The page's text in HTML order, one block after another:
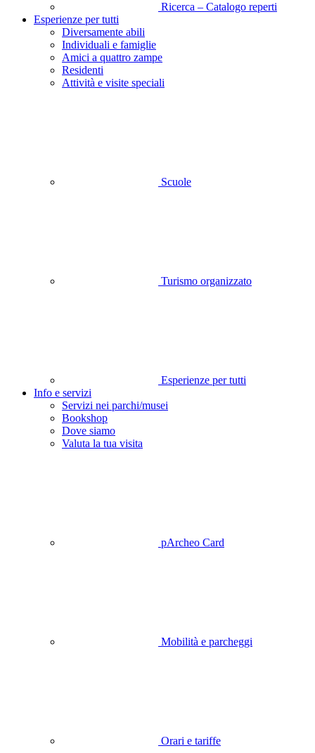
Ricerca – Catalogo reperti
Esperienze per tutti
Diversamente abili
Individuali e famiglie
Amici a quattro zampe
Residenti
Attività e visite speciali
Scuole
Turismo organizzato
Esperienze per tutti
Info e servizi
Servizi nei parchi/musei
Bookshop
Dove siamo
Valuta la tua visita
pArcheo Card
Mobilità e parcheggi
Orari e tariffe